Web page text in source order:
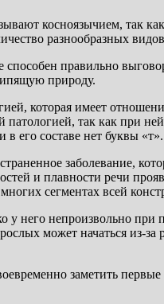
косноязычием, так
разнообразных
правильно
природу.
которая имеет
патологией, так как при
в его составе нет буквы «т».
заболевание,
и плавности речи
сегментах всей
у него непроизвольно
может начаться из-за
заметить